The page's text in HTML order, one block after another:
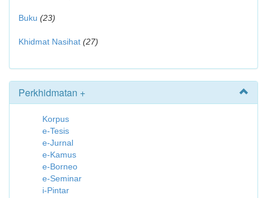
Buku (23)
Khidmat Nasihat (27)
Perkhidmatan +
Korpus
e-Tesis
e-Jurnal
e-Kamus
e-Borneo
e-Seminar
i-Pintar